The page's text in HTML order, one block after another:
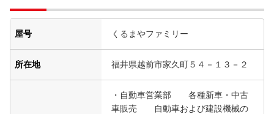
屋号 くるまやファミリー
所在地 福井県越前市家久町５４－１３－２
・自動車営業部 各種新車・中古
車販売 自動車および建設機械の